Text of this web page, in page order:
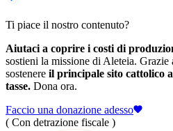
Ti piace il nostro contenuto?
Aiutaci a coprire i costi di
sostieni la missione di Aleteia.
sostenere il principale sito cattolico
tasse. Dona ora.
Faccio una donazione adesso
( Con detrazione fiscale )